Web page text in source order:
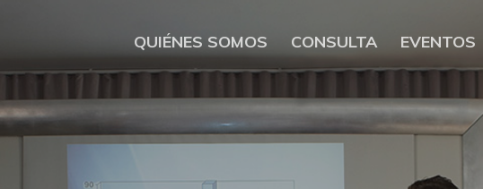
QUIÉNES SOMOS CONSULTA EVENTOS